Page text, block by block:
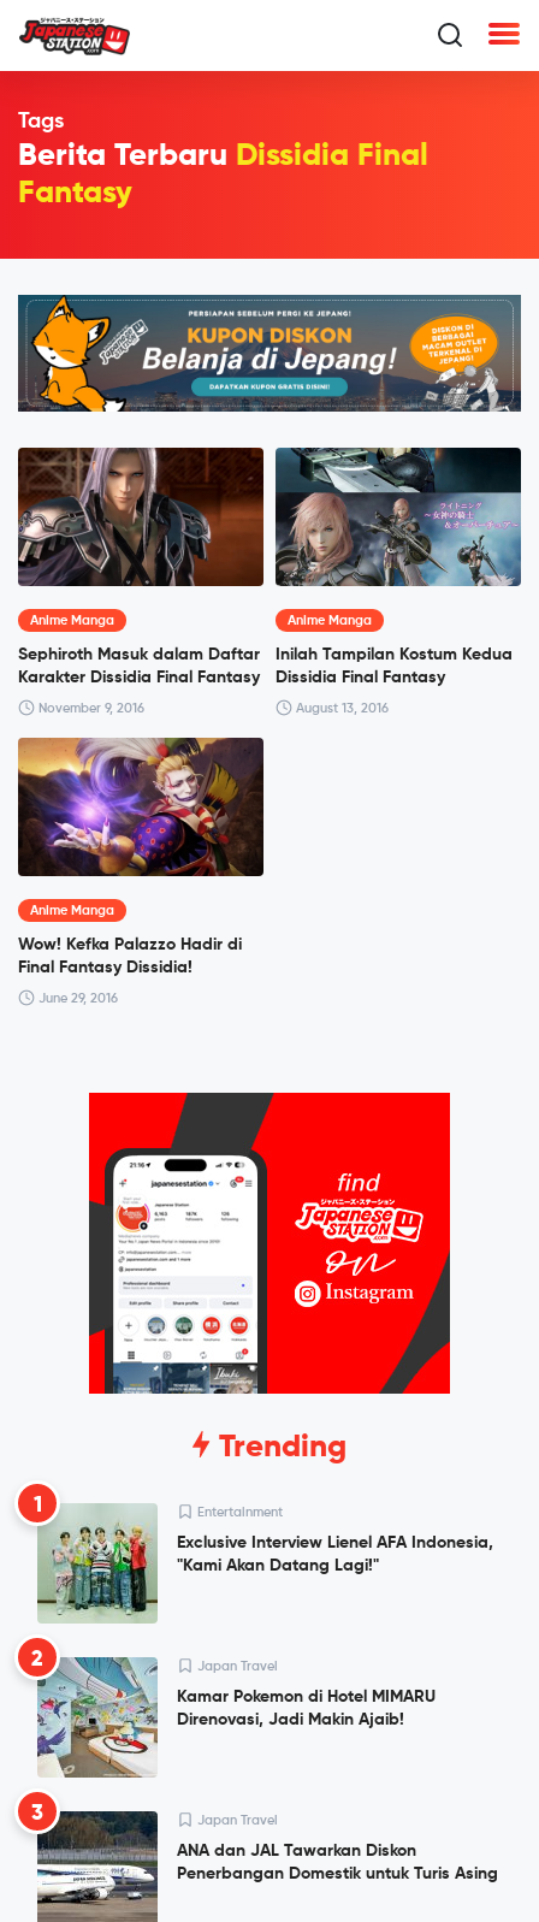
Tags
Berita Terbaru Dissidia Final
Fantasy
Anime Manga
Sephiroth Masuk dalam Daftar
Karakter Dissidia Final Fantasy
November 9, 2016
Anime Manga
Inilah Tampilan Kostum Kedua
Dissidia Final Fantasy
August 13, 2016
Anime Manga
Wow! Kefka Palazzo Hadir di
Final Fantasy Dissidia!
June 29, 2016
Trending
1 Entertainment
Exclusive Interview Lienel AFA Indonesia,
"Kami Akan Datang Lagi!"
2 Japan Travel
Kamar Pokemon di Hotel MIMARU
Direnovasi, Jadi Makin Ajaib!
3 Japan Travel
ANA dan JAL Tawarkan Diskon
Penerbangan Domestik untuk Turis Asing